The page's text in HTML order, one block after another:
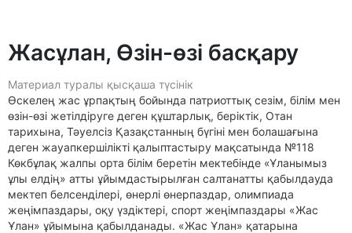
Жасұлан, Өзін-өзі басқару
Материал туралы қысқаша түсінік
Өскелең жас ұрпақтың бойында патриоттық сезім, білім мен
өзін-өзі жетілдіруге деген құштарлық, беріктік, Отан
тарихына, Тәуелсіз Қазақстанның бүгіні мен болашағына
деген жауапкершілікті қалыптастыру мақсатында №118
Көкбұлақ жалпы орта білім беретін мектебінде «Ұланымыз
ұлы елдің» атты ұйымдастырылған салтанатты қабылдауда
мектеп белсенділері, өнерлі өнерпаздар, олимпиада
жеңімпаздары, оқу үздіктері, спорт жеңімпаздары «Жас
Ұлан» ұйымына қабылданады. «Жас Ұлан» қатарына